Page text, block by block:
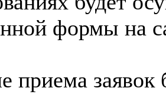
формы на
приема заявок